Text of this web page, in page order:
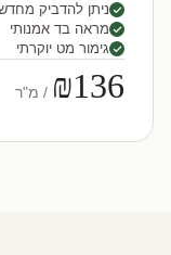
ניתן להדביק
מראה בד אמנותי
גימור מט יוקרתי
₪136 / מ"ר